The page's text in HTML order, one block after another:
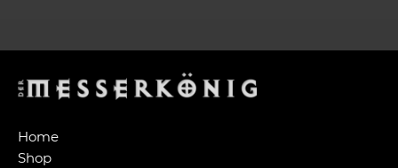
Home
Shop